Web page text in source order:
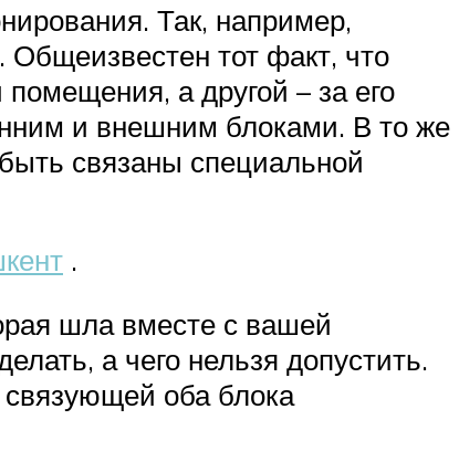
Так, например,
Общеизвестен тот факт, что
а другой – за его
и внешним блоками. В то же
связаны специальной
.
шла вместе с вашей
а чего нельзя допустить.
оба блока